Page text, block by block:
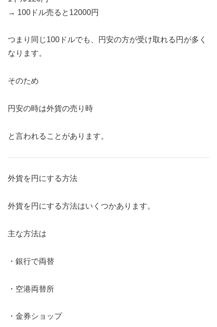
→ 100ドル売ると12000円
つまり同じ100ドルでも、円安の方が受け取れる円が多く
なります。
そのため
円安の時は外貨の売り時
と言われることがあります。
外貨を円にする方法
外貨を円にする方法はいくつかあります。
主な方法は
・銀行で両替
・空港両替所
・金券ショップ